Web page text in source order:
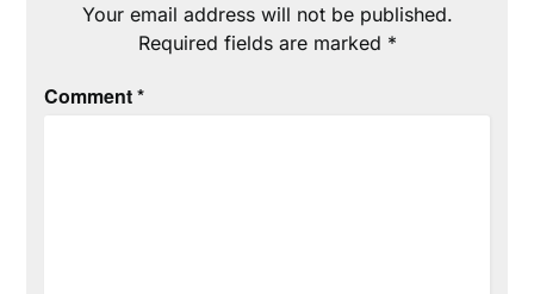
Your email address will not be published.
Required fields are marked *
Comment*